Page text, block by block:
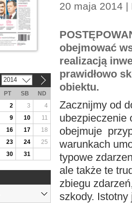
20 maja 2014 |
obejmować
realizacją
prawidłowo
obiektu.
Zacznijmy od
ubezpieczenie
obejmuje
warunkach
typowe
ale także te
zbiegu
szkody.
2014
PT SB
ND
2 3
4
9 10
11
16 17
18
23 24
25
30 31